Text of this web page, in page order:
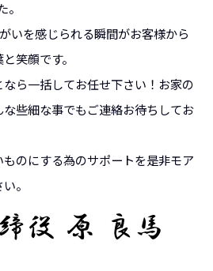
いを感じられる瞬間がお客様から
笑顔です。
ら一括してお任せ下さい！お家の
些細な事でもご連絡お待ちしてお
のにする為のサポートを是非モア
。